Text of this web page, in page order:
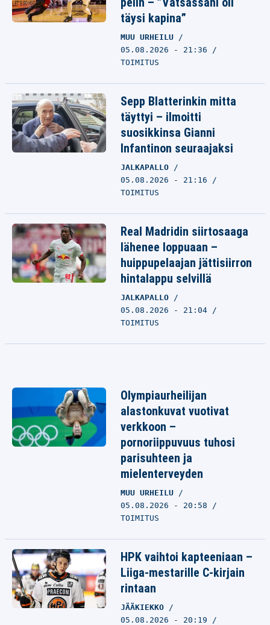
täysi kapina”
MUU URHEILU
05.08.2026 - 21:36
TOIMITUS
Sepp Blatterinkin mitta
täyttyi – ilmoitti
suosikkinsa Gianni
Infantinon seuraajaksi
JALKAPALLO
05.08.2026 - 21:16
TOIMITUS
Real Madridin siirtosaaga
lähenee loppuaan –
huippupelaajan jättisiirron
hintalappu selvillä
JALKAPALLO
05.08.2026 - 21:04
TOIMITUS
Olympiaurheilijan
alastonkuvat vuotivat
verkkoon –
pornoriippuvuus tuhosi
parisuhteen ja
mielenterveyden
MUU URHEILU
05.08.2026 - 20:58
TOIMITUS
HPK vaihtoi kapteeniaan –
Liiga-mestarille C-kirjain
rintaan
JÄÄKIEKKO
05.08.2026 - 20:19